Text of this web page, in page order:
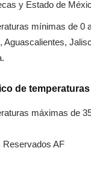
y Estado de
mínimas de 0
Aguascalientes,
de
máximas de
Reservados AF